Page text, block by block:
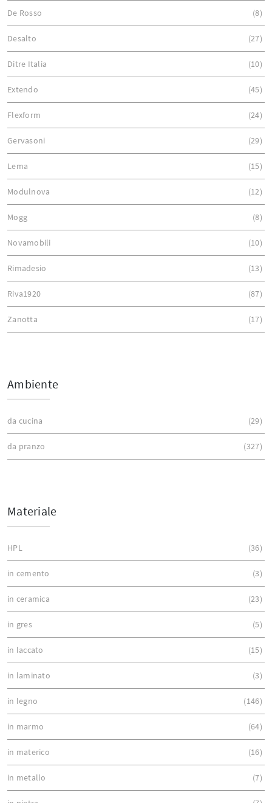
De Rosso 8
Desalto 27
Ditre Italia 10
Extendo 45
Flexform 24
Gervasoni 29
Lema 15
Modulnova 12
Mogg 8
Novamobili 10
Rimadesio 13
Riva1920 87
Zanotta 17
Ambiente
da cucina 29
da pranzo 327
Materiale
HPL 36
in cemento 3
in ceramica 23
in gres 5
in laccato 15
in laminato 3
in legno 146
in marmo 64
in materico 16
in metallo 7